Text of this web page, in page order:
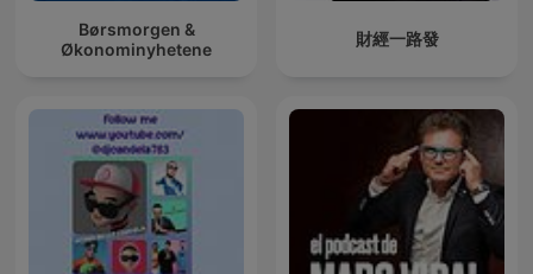
Børsmorgen &
Økonominyhetene
財經一路發